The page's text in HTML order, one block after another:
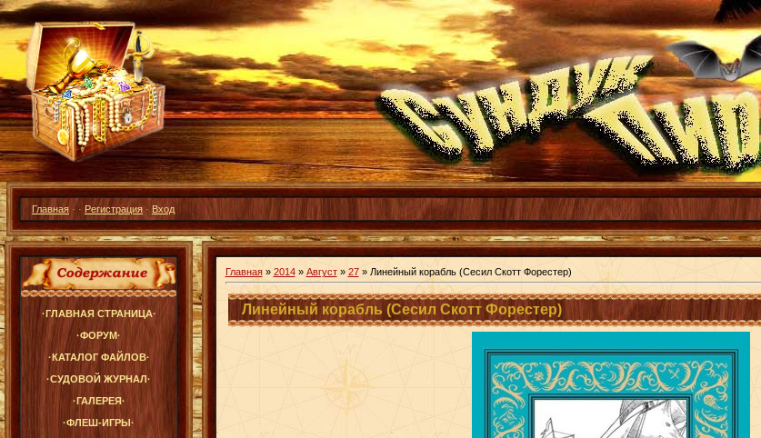
Главная · · Регистрация· Вход
·ГЛАВНАЯ СТРАНИЦА·
·ФОРУМ·
·КАТАЛОГ ФАЙЛОВ·
·СУДОВОЙ ЖУРНАЛ·
·ГАЛЕРЕЯ·
·ФЛЕШ-ИГРЫ·
Главная» 2014 » Август » 27» Линейный корабль (Сесил Скотт Форестер)
Линейный корабль (Сесил Скотт Форестер)